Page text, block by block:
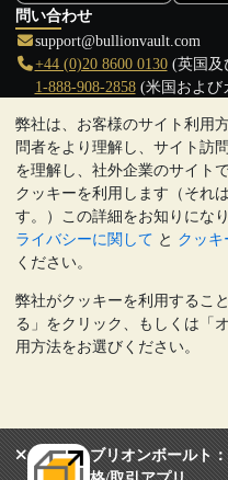
弊社は、お客様のサイト利用
問者をより理解し、サイト訪
を理解し、社外企業のサイト
クッキーを利用します（それ
す。）この詳細をお知りにな
ライバシーに関して と クッキ
ください。
弊社がクッキーを利用するこ
る」をクリック、もしくは「
用方法をお選びください。
ブリオンボールト
問い合わせ
support@bullionvault.com
+44 (0)20 8600 0130(英国及
1-888-908-2858(米国および
クリックして通話を
営業時間:
9:00～20:30 (英国), 月曜日
17:00～2:30（日本時間）,
Galmarley Ltd T/A BullionVault
3 Shortlands (7th Floor)
London
W6 8DA
United Kingdom
貴金属の価値は下落する
す。過去の傾向は、将来の価
ん。BullionVaultのウェブサイ
ュニケーション上のいかなる
せん。顧客は、金及び銀地金